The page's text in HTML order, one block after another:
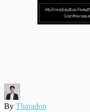
By Tharadon